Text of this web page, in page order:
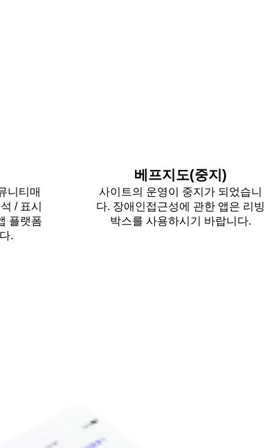
니티매
/ 표시
플랫폼
.
베프지도(중지)
사이트의 운영이 중지가 되었습니
다. 장애인접근성에 관한 앱은 리빙
박스를 사용하시기 바랍니다.